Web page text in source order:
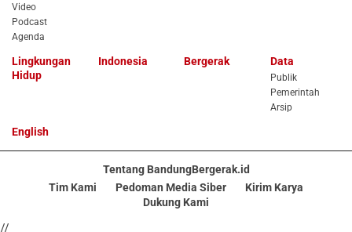
Video
Podcast
Agenda
Lingkungan
Hidup
Indonesia Bergerak Data
Publik
Pemerintah
Arsip
English
Tentang BandungBergerak.id
Tim Kami
Pedoman Media Siber
Kirim Karya
Dukung Kami
//